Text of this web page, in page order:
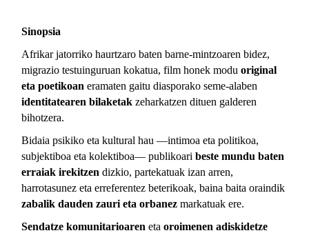
Sinopsia
Afrikar jatorriko haurtzaro baten barne-mintzoaren bidez,
migrazio testuinguruan kokatua, film honek moduoriginal
eta poetikoan eramaten gaitu diasporako seme-alaben
identitatearen bilaketak zeharkatzen dituen galderen
bihotzera.
Bidaia psikiko eta kultural hau —intimoa eta politikoa,
subjektiboa eta kolektiboa— publikoaribeste mundu baten
erraiak irekitzen dizkio, partekatuak izan arren,
harrotasunez eta erreferentez beterikoak, baina baita oraindik
zabalik dauden zauri eta orbanez markatuak ere.
Sendatze komunitarioaren etaoroimenen adiskidetze